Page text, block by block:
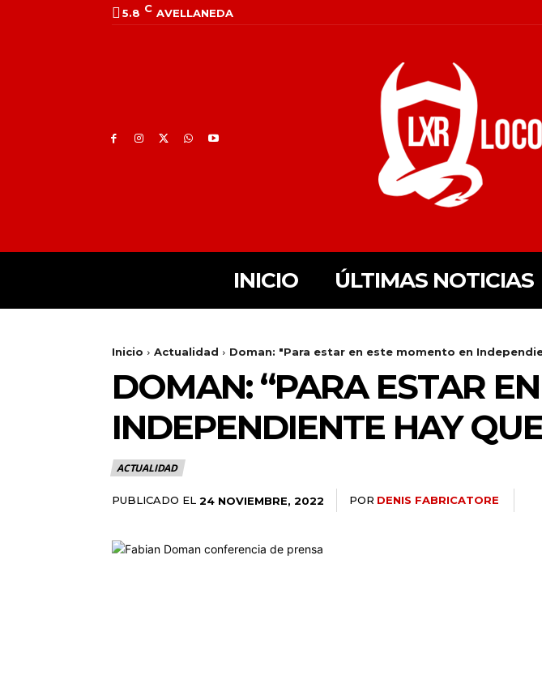
5.8 C AVELLANEDA
INICIO ÚLTIMAS NOTICIAS
Inicio Actualidad Doman: "Para estar en este momento en
DOMAN: “PARA ESTAR
INDEPENDIENTE HAY
ACTUALIDAD
PUBLICADO EL 24 NOVIEMBRE, 2022 POR DENIS FABRICATORE